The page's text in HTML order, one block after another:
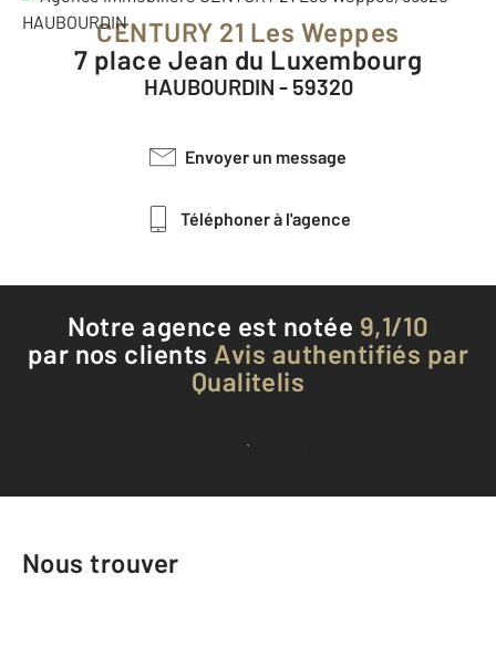
CENTURY 21 Les Weppes
7 place Jean du Luxembourg
HAUBOURDIN - 59320
Envoyer un message
Téléphoner à l'agence
Notre agence est notée 9,1/10
par nos clients Avis authentifiés par
Qualitelis
Voir tous les avis clients
Nous trouver